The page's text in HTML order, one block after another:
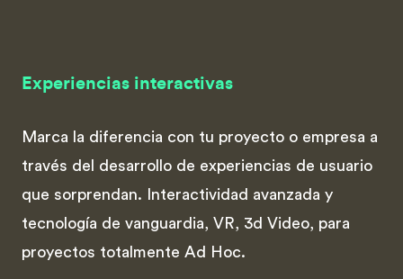
Experiencias interactivas
Marca la diferencia con tu proyecto o empresa a
través del desarrollo de experiencias de usuario
que sorprendan. Interactividad avanzada y
tecnología de vanguardia, VR, 3d Video, para
proyectos totalmente Ad Hoc.